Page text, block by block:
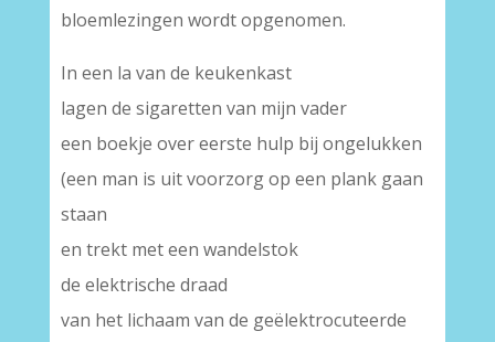
bloemlezingen wordt opgenomen.
In een la van de keukenkast
lagen de sigaretten van mijn vader
een boekje over eerste hulp bij ongelukken
(een man is uit voorzorg op een plank gaan
staan
en trekt met een wandelstok
de elektrische draad
van het lichaam van de geëlektrocuteerde